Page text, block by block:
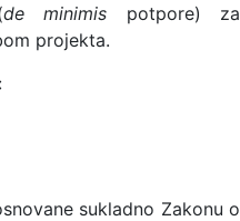
de minimis potpore) za
projekta.
sukladno Zakonu o